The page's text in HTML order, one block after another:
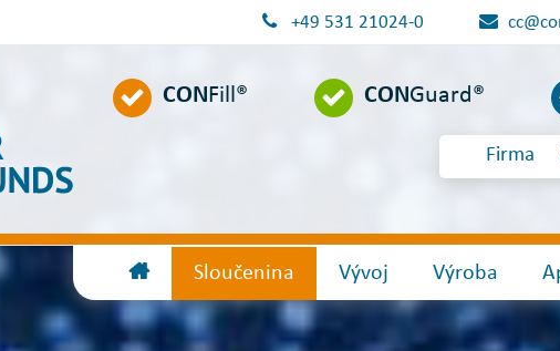
+49 531 21024-0
CONFill® CONGuard®
Firma
Sloučenina Vývoj Výroba